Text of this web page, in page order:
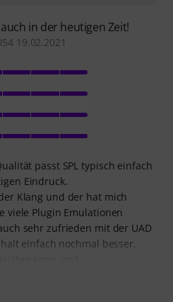
in der heutigen Zeit!
19.02.2021
passt SPL typisch einfach
Eindruck.
Klang und der hat mich
viele Plugin Emulationen
sehr zufrieden mit der UAD
einfach nochmal besser.